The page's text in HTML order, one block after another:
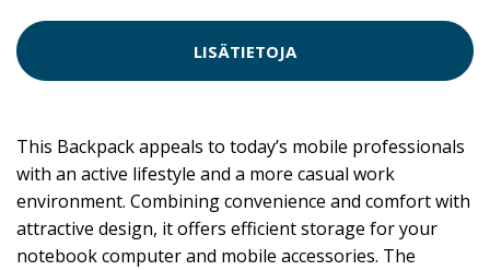
LISÄTIETOJA
This Backpack appeals to today’s mobile professionals
with an active lifestyle and a more casual work
environment. Combining convenience and comfort with
attractive design, it offers efficient storage for your
notebook computer and mobile accessories. The